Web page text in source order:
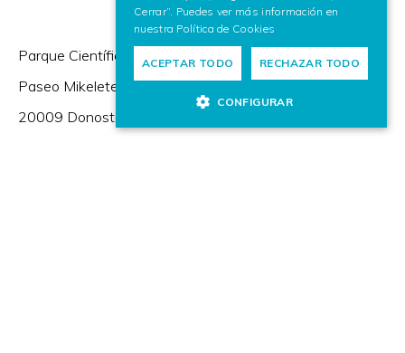
Parque Científico y Tecnológico de Gipuzkoa,
Paseo Mikeletegi 57,
20009 Donostia / San Sebastián (España)
Cerrar”. Puedes ver más información en
nuestra Política de Cookies
ACEPTAR TODO RECHAZAR TODO
CONFIGURAR